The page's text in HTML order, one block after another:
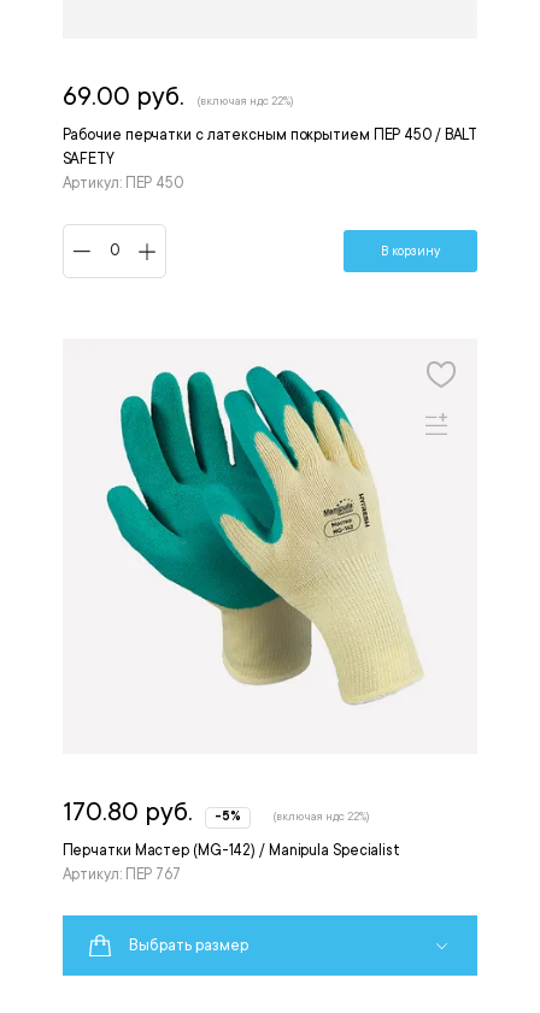
Рабочие перчатки с латексным покрытием ПЕР 450 / BALT
SAFETY
Артикул: ПЕР 450
69.00 руб. (включая ндс 22%)
В корзину
Перчатки Мастер (MG-142) / Manipula Specialist
Артикул: ПЕР 767
170.80 руб. -5% (включая ндс 22%)
Выбрать размер